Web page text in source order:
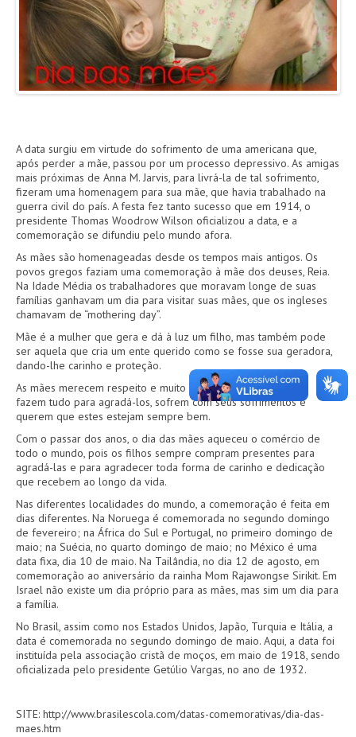
AGENDA
FOTOS
REDES SOCIAIS
FACEBOOK
TWITTER
A data surgiu em virtude do sofrimento de uma americana que,
após perder a mãe, passou por um processo depressivo. As amigas
mais próximas de Anna M. Jarvis, para livrá-la de tal sofrimento,
fizeram uma homenagem para sua mãe, que havia trabalhado na
guerra civil do país. A festa fez tanto sucesso que em 1914, o
presidente Thomas Woodrow Wilson oficializou a data, e a
comemoração se difundiu pelo mundo afora.
As mães são homenageadas desde os tempos mais antigos. Os
povos gregos faziam uma comemoração à mãe dos deuses, Reia.
Na Idade Média os trabalhadores que moravam longe de suas
famílias ganhavam um dia para visitar suas mães, que os ingleses
chamavam de “mothering day”.
Mãe é a mulher que gera e dá à luz um filho, mas também pode
ser aquela que cria um ente querido como se fosse sua geradora,
dando-lhe carinho e proteção.
As mães merecem respeito e muito amor de seus filhos, pois
fazem tudo para agradá-los, sofrem com seus sofrimentos e
querem que estes estejam sempre bem.
Com o passar dos anos, o dia das mães aqueceu o comércio de
todo o mundo, pois os filhos sempre compram presentes para
agradá-las e para agradecer toda forma de carinho e dedicação
que recebem ao longo da vida.
Nas diferentes localidades do mundo, a comemoração é feita em
dias diferentes. Na Noruega é comemorada no segundo domingo
de fevereiro; na África do Sul e Portugal, no primeiro domingo de
maio; na Suécia, no quarto domingo de maio; no México é uma
data fixa, dia 10 de maio. Na Tailândia, no dia 12 de agosto, em
comemoração ao aniversário da rainha Mom Rajawongse Sirikit. Em
Israel não existe um dia próprio para as mães, mas sim um dia para
a família.
No Brasil, assim como nos Estados Unidos, Japão, Turquia e Itália, a
data é comemorada no segundo domingo de maio. Aqui, a data foi
instituída pela associação cristã de moços, em maio de 1918, sendo
oficializada pelo presidente Getúlio Vargas, no ano de 1932.
SITE: http://www.brasilescola.com/datas-comemorativas/dia-das-
maes.htm